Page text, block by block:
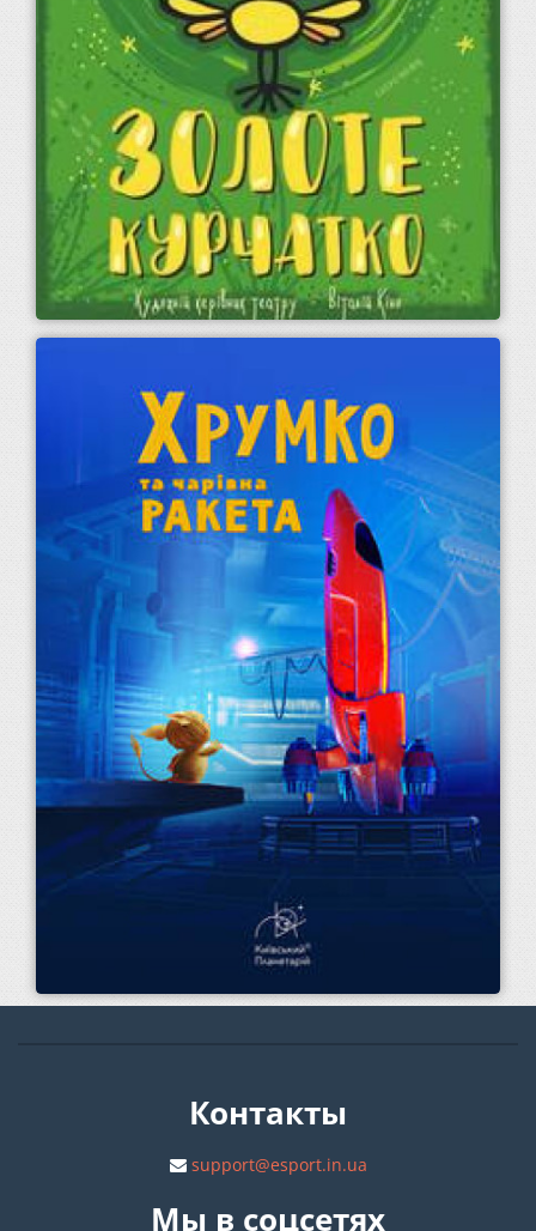
Контакты
support@esport.in.ua
Мы в соцсетях